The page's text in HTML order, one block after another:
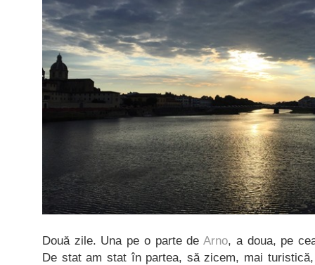
Două zile. Una pe o parte deArno, a doua, pe
De stat am stat în partea, să zicem, mai